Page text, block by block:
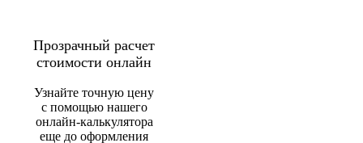
Прозрачный расчет
стоимости онлайн
Узнайте точную цену
с помощью нашего
онлайн-калькулятора
еще до оформления